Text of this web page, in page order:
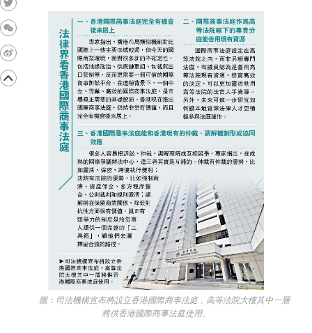
圖：司法機構宣布將設立香港國際商事法庭，高等法院大樓其中一層
將供香港國際商事法庭使用。